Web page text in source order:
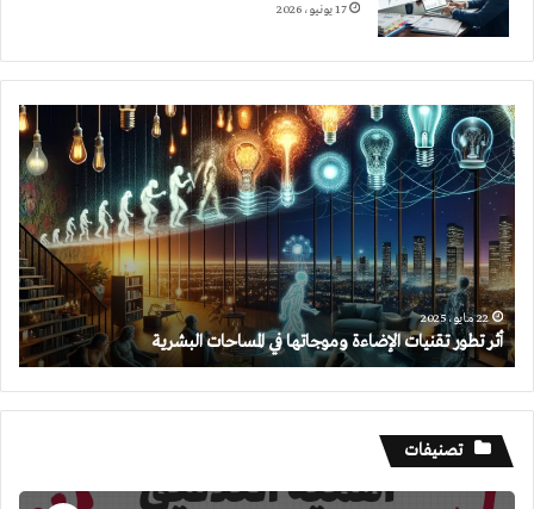
17 يونيو، 2026
أثر
تطور
تقنيات
الإضاءة
وموجاتها
في
المساحات
البشرية
22 مايو، 2025
أثر تطور تقنيات الإضاءة وموجاتها في المساحات البشرية
تصنيفات